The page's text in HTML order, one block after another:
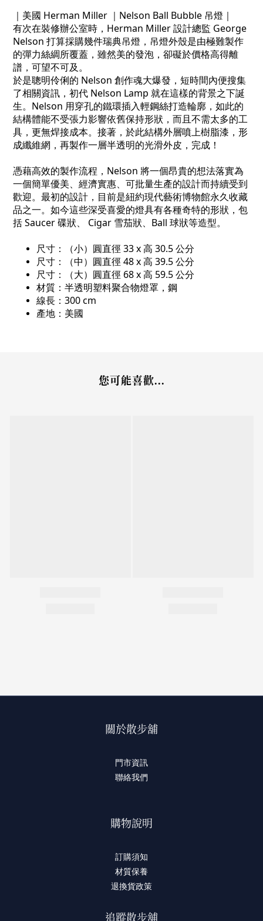
｜美國 Herman Miller ｜Nelson Ball Bubble 吊燈｜
有次在裝修辦公室時，Herman Miller 設計總監 George
Nelson 打算採購幾件瑞典吊燈，吊燈外殼是由極難製作
的彈力絲綢所覆蓋，雖然美的發泡，卻礙於價格高得離
譜，可望不可及。
於是聰明伶俐的 Nelson 創作魂大爆發，短時間內便搜集
了相關資訊，初代 Nelson Lamp 就在這樣的背景之下誕
生。Nelson 用穿孔的鐵環插入輕鋼絲打造輪廓，如此的
結構體能不受張力影響依舊保持形狀，而且不需太多的工
具，更無焊接成本。接著，於此結構外層噴上樹脂漆，形
成纖維網，再製作一層半透明的光滑外皮，完成！
憑藉高效的製作流程，Nelson 將一個昂貴的想法落實為
一個簡單優美、經濟實惠、可批量生產的設計而持續受到
歡迎。最初的設計，目前是紐約現代藝術博物館永久收藏
品之一。如今這些深受喜愛的燈具有各種奇特的形狀，包
括 Saucer 碟狀、 Cigar 雪茄狀、Ball 球狀等造型。
尺寸：（小） 圓直徑 33 x 高 30.5公分
尺寸：（中）圓直徑 48 x 高 39.5 公分
尺寸：（大）圓直徑 68 x 高 59.5 公分
材質：半透明塑料聚合物燈罩，鋼
線長：300 cm
產地：美國
您可能喜歡...
關於散步舖
門市資訊
聯絡我們
購物說明
訂購須知
材質保養
退換貨政策
追蹤散步舖